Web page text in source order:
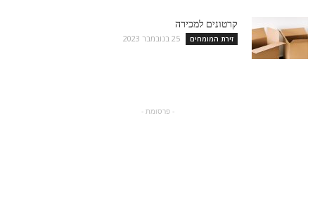
קרטונים למכירה
זירת המומחים 25 בנובמבר 2023
- פרסומת -